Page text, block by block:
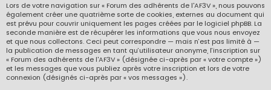
Lors de votre navigation sur « Forum des adhérents de l'AF3V », nous pouvons
également créer une quatrième sorte de cookies, externes au document qui
est prévu pour couvrir uniquement les pages créées par le logiciel phpBB. La
seconde manière est de récupérer les informations que vous nous envoyez
et que nous collectons. Ceci peut correspondre — mais n’est pas limité à —
la publication de messages en tant qu’utilisateur anonyme, l’inscription sur
« Forum des adhérents de l'AF3V » (désignée ci-après par « votre compte »)
et les messages que vous publiez après votre inscription et lors de votre
connexion (désignés ci-après par « vos messages »).